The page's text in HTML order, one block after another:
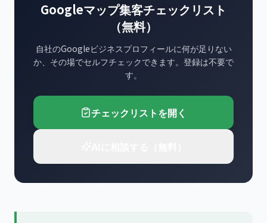
Googleマップ集客チェックリスト
（無料）
自社のGoogleビジネスプロフィールに何が足りない
か、その場でセルフチェックできます。登録は不要で
す。
チェックリストを開く